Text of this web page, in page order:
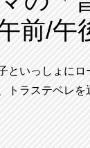
午前/
といっしょに
トラステベレ